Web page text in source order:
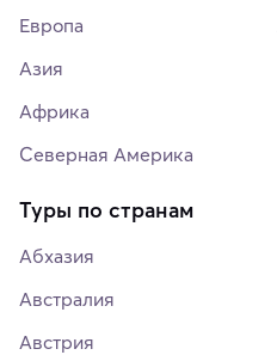
Европа
Азия
Африка
Северная Америка
Туры по странам
Абхазия
Австралия
Австрия